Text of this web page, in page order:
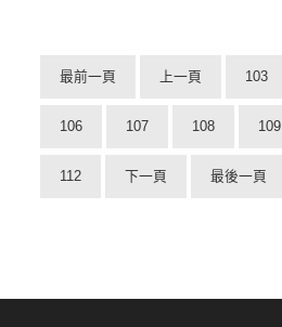
最前一頁 上一頁 103
106 107 108 109
112 下一頁 最後一頁